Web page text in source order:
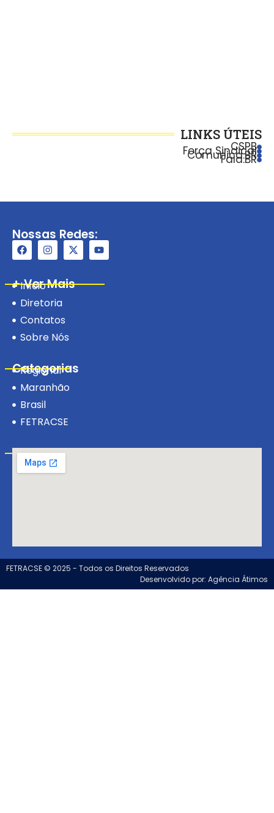
LINKS ÚTEIS
CSPB
Força Sindical
Comunica.BR
Fala.BR
Nossas Redes:
+ Ver Mais
Início
Diretoria
Contatos
Sobre Nós
Categorias
Regional
Maranhão
Brasil
FETRACSE
Visite-nos!
FETRACSE © 2025 - Todos os Direitos Reservados
Desenvolvido por: Agência Átimos